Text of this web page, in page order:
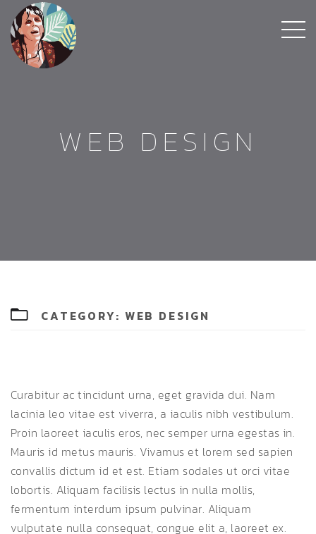
WEB DESIGN
CATEGORY: WEB DESIGN
Curabitur ac tincidunt urna, eget gravida dui. Nam
lacinia leo vitae est viverra, a iaculis nibh vestibulum.
Proin laoreet iaculis eros, nec semper urna egestas in.
Mauris id metus mauris. Vivamus et lorem sed sapien
convallis dictum id et est. Etiam sodales ut orci vitae
lobortis. Aliquam facilisis lectus in nulla mollis,
fermentum interdum ipsum pulvinar. Aliquam
vulputate nulla consequat, congue elit a, laoreet ex.